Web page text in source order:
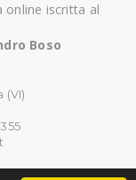
online iscritta al
Boso
(VI)